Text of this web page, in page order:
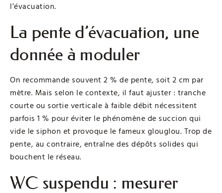
l’évacuation.
La pente d’évacuation, une
donnée à moduler
On recommande souvent 2 % de pente, soit 2 cm par
mètre. Mais selon le contexte, il faut ajuster : tranche
courte ou sortie verticale à faible débit nécessitent
parfois 1 % pour éviter le phénomène de succion qui
vide le siphon et provoque le fameux glouglou. Trop de
pente, au contraire, entraîne des dépôts solides qui
bouchent le réseau.
WC suspendu : mesurer